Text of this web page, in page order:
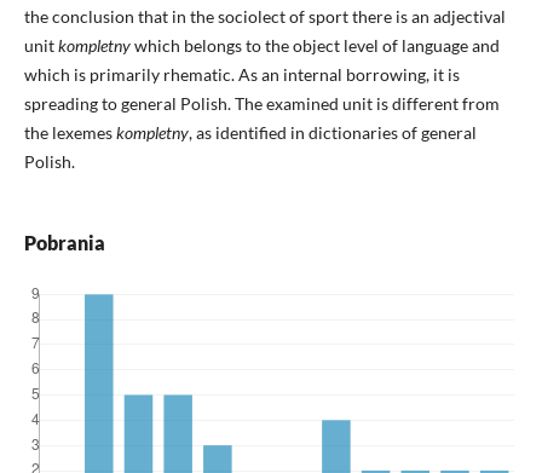
the conclusion that in the sociolect of sport there is an adjectival
unitkompletnywhich belongs to the object level of language and
which is primarily rhematic. As an internal borrowing, it is
spreading to general Polish. The examined unit is different from
the lexemeskompletny, as identified in dictionaries of general
Polish.
Pobrania